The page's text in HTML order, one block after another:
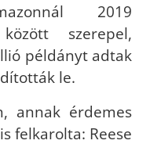
2019
szerepel,
példányt adtak
le.
annak érdemes
felkarolta: Reese